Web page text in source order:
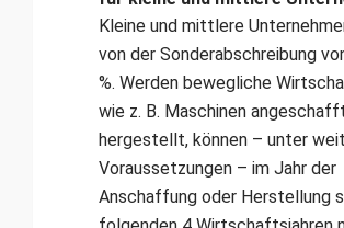
Kleine und mittlere
von der Sonderabschreibung
%. Werden bewegliche
wie z. B. Maschinen
hergestellt, können – unter
Voraussetzungen – im Jahr der
Anschaffung oder Herstellung